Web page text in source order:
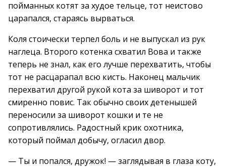
пойманных котят за худое тельце, тот неистово
царапался, стараясь вырваться.
Коля стоически терпел боль и не выпускал из рук
наглеца. Второго котенка схватил Вова и также
теперь не знал, как его лучше перехватить, чтобы
тот не расцарапал всю кисть. Наконец мальчик
перехватил другой рукой кота за шиворот и тот
смиренно повис. Так обычно своих детенышей
переносили за шиворот кошки и те не
сопротивлялись. Радостный крик охотника,
который поймал добычу, огласил двор.
— Ты и попался, дружок! — заглядывая в глаза коту,